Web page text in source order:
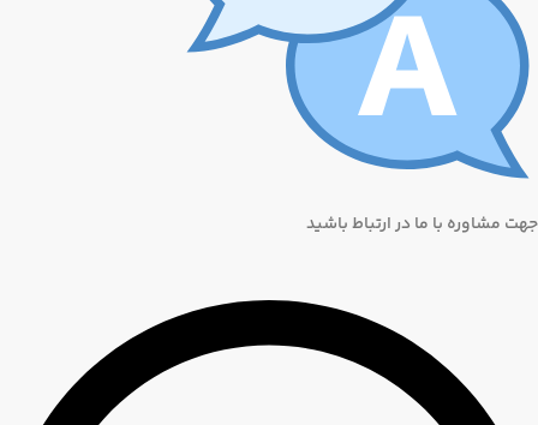
جهت مشاوره با ما در ارتباط باشید